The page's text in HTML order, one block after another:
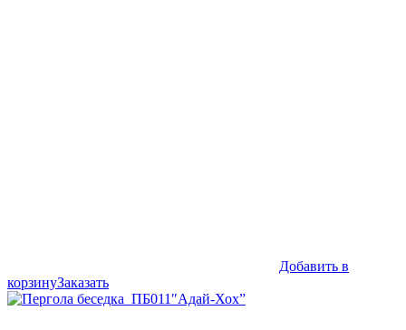
Добавить в
корзинуЗаказать